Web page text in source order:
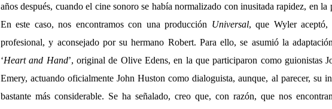
años después, cuando el cine sonoro se había normalizado con inusitada rapidez, en
En este caso, nos encontramos con una producción Universal, que Wyler aceptó,
profesional, y aconsejado por su hermano Robert. Para ello, se asumió la
‘Heart and Hand’, original de Olive Edens, en la que participaron como guionistas
Emery, actuando oficialmente John Huston como dialoguista, aunque, al parecer, su
bastante más considerable. Se ha señalado, creo que, con razón, que nos